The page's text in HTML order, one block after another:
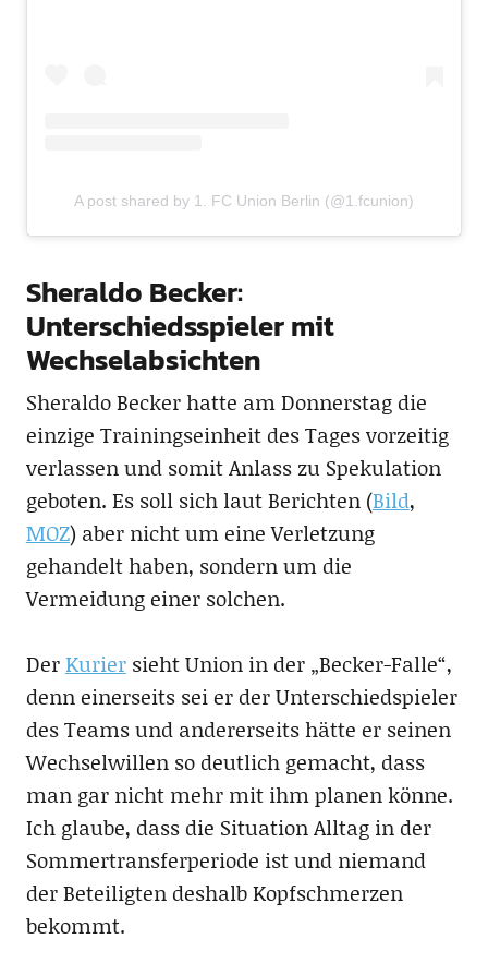
A post shared by 1. FC Union Berlin (@1.fcunion)
Sheraldo Becker:
Unterschiedsspieler mit
Wechselabsichten
Sheraldo Becker hatte am Donnerstag die
einzige Trainingseinheit des Tages vorzeitig
verlassen und somit Anlass zu Spekulation
geboten. Es soll sich laut Berichten (Bild,
MOZ) aber nicht um eine Verletzung
gehandelt haben, sondern um die
Vermeidung einer solchen.
DerKuriersieht Union in der „Becker-Falle“,
denn einerseits sei er der Unterschiedspieler
des Teams und andererseits hätte er seinen
Wechselwillen so deutlich gemacht, dass
man gar nicht mehr mit ihm planen könne.
Ich glaube, dass die Situation Alltag in der
Sommertransferperiode ist und niemand
der Beteiligten deshalb Kopfschmerzen
bekommt.